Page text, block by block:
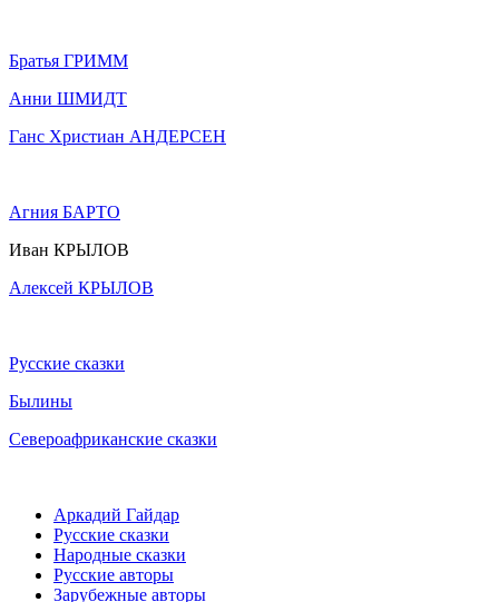
Братья ГРИММ
Анни ШМИДТ
Ганс Христиан АНДЕРСЕН
Агния БАРТО
Иван КРЫЛОВ
Алексей КРЫЛОВ
Русские сказки
Былины
Североафриканские сказки
Аркадий Гайдар
Русские сказки
Народные сказки
Русские авторы
Зарубежные авторы